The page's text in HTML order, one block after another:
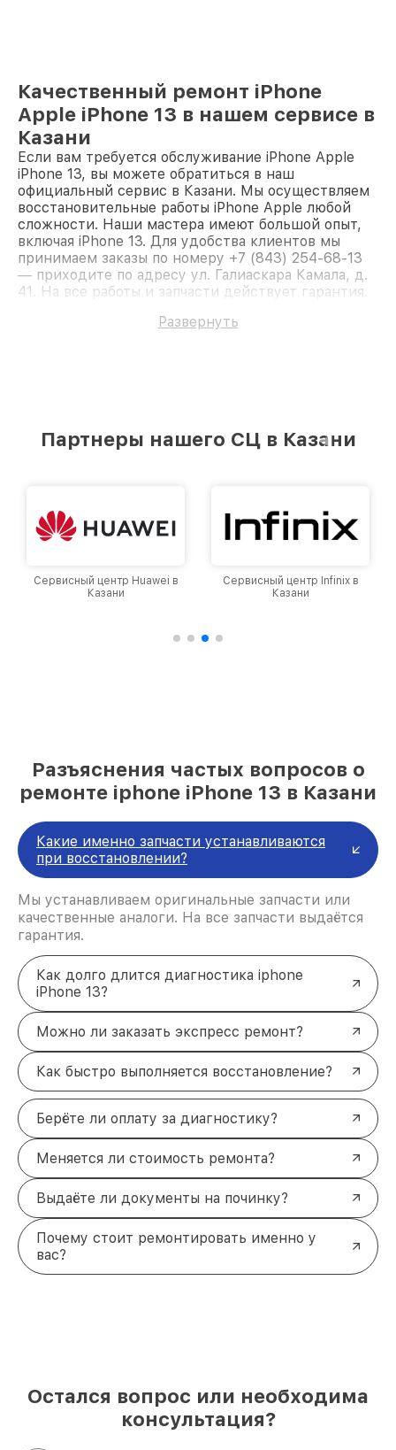
Качественный ремонт iPhone
Apple iPhone 13 в нашем сервисе в
Казани
Если вам требуется обслуживание iPhone Apple
iPhone 13, вы можете обратиться в наш
официальный сервис в Казани. Мы осуществляем
восстановительные работы iPhone Apple любой
сложности. Наши мастера имеют большой опыт,
включая iPhone 13. Для удобства клиентов мы
принимаем заказы по номеру +7 (843) 254-68-13
— приходите по адресу ул. Галиаскара Камала, д.
41. На все работы и запчасти действует гарантия.
Развернуть
Партнеры нашего СЦ в Казани
в
Сервисный центр Infinix в
Сервисный центр
Разъяснения частых вопросов о
ремонте iphone iPhone 13 в Казани
Какие именно запчасти устанавливаются
при восстановлении?
Мы устанавливаем оригинальные запчасти или
качественные аналоги. На все запчасти выдаётся
гарантия.
Как долго длится диагностика iphone
iPhone 13?
Можно ли заказать экспресс ремонт?
Как быстро выполняется восстановление?
Берёте ли оплату за диагностику?
Меняется ли стоимость ремонта?
Выдаёте ли документы на починку?
Почему стоит ремонтировать именно у
вас?
Остался вопрос или необходима
консультация?